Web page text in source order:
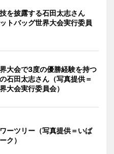
を披露する石田太志さん
トバッグ世界大会実行委員
大会で3度の優勝経験を持つ
石田太志さん（写真提供＝
大会実行委員会）
ーツリー（写真提供＝いば
ク）